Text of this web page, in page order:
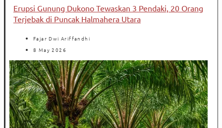
Erupsi Gunung Dukono Tewaskan 3 Pendaki, 20 Orang
Terjebak di Puncak Halmahera Utara
Fajar Dwi Ariffandhi
8 May 2026